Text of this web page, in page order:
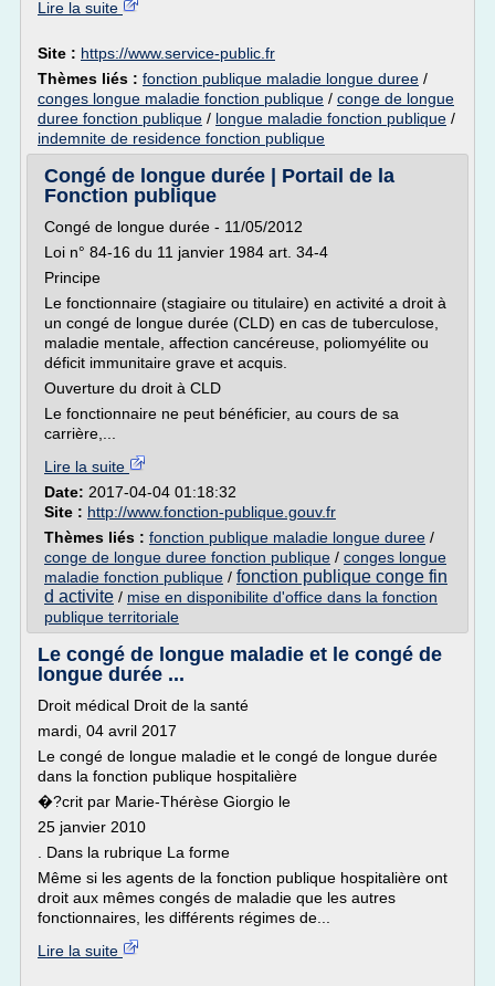
Lire la suite
Site : https://www.service-public.fr
Thèmes liés : fonction publique maladie longue duree /
conges longue maladie fonction publique / conge de longue
duree fonction publique / longue maladie fonction publique /
indemnite de residence fonction publique
Congé de longue durée | Portail de la
Fonction publique
Congé de longue durée - 11/05/2012
Loi n° 84-16 du 11 janvier 1984 art. 34-4
Principe
Le fonctionnaire (stagiaire ou titulaire) en activité a droit à
un congé de longue durée (CLD) en cas de tuberculose,
maladie mentale, affection cancéreuse, poliomyélite ou
déficit immunitaire grave et acquis.
Ouverture du droit à CLD
Le fonctionnaire ne peut bénéficier, au cours de sa
carrière,...
Lire la suite
Date: 2017-04-04 01:18:32
Site : http://www.fonction-publique.gouv.fr
Thèmes liés : fonction publique maladie longue duree /
conge de longue duree fonction publique / conges longue
maladie fonction publique / fonction publique conge fin
d activite / mise en disponibilite d'office dans la fonction
publique territoriale
Le congé de longue maladie et le congé de
longue durée ...
Droit médical Droit de la santé
mardi, 04 avril 2017
Le congé de longue maladie et le congé de longue durée
dans la fonction publique hospitalière
�?crit par Marie-Thérèse Giorgio le
25 janvier 2010
. Dans la rubrique La forme
Même si les agents de la fonction publique hospitalière ont
droit aux mêmes congés de maladie que les autres
fonctionnaires, les différents régimes de...
Lire la suite